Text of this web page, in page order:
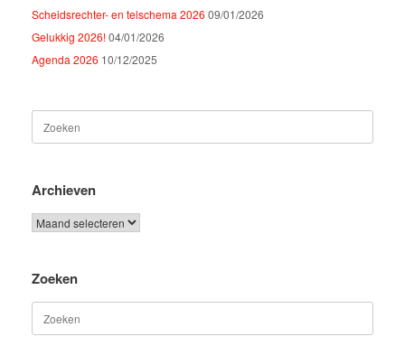
Scheidsrechter- en telschema 2026 09/01/2026
Gelukkig 2026!04/01/2026
Agenda 2026 10/12/2025
naar:
Archieven
Archieven
Zoeken
naar: